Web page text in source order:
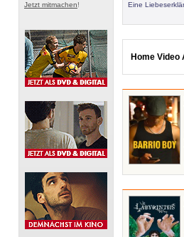
Jetzt mitmachen!
Eine
Home Video